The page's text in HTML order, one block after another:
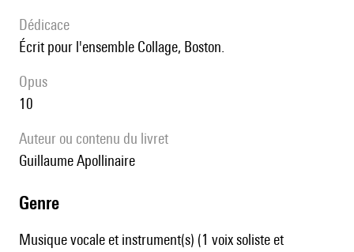
Dédicace
écrit pour l'ensemble Collage, Boston.
Opus
10
Auteur ou contenu du livret
Guillaume Apollinaire
genre
Musique vocale et instrument(s) (1 voix soliste et